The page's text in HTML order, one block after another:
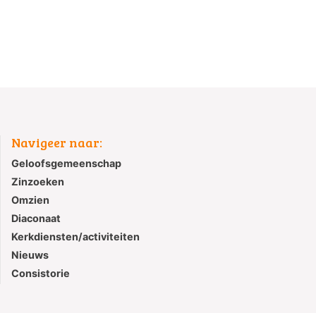
Navigeer naar:
Geloofsgemeenschap
Zinzoeken
Omzien
Diaconaat
Kerkdiensten/activiteiten
Nieuws
Consistorie